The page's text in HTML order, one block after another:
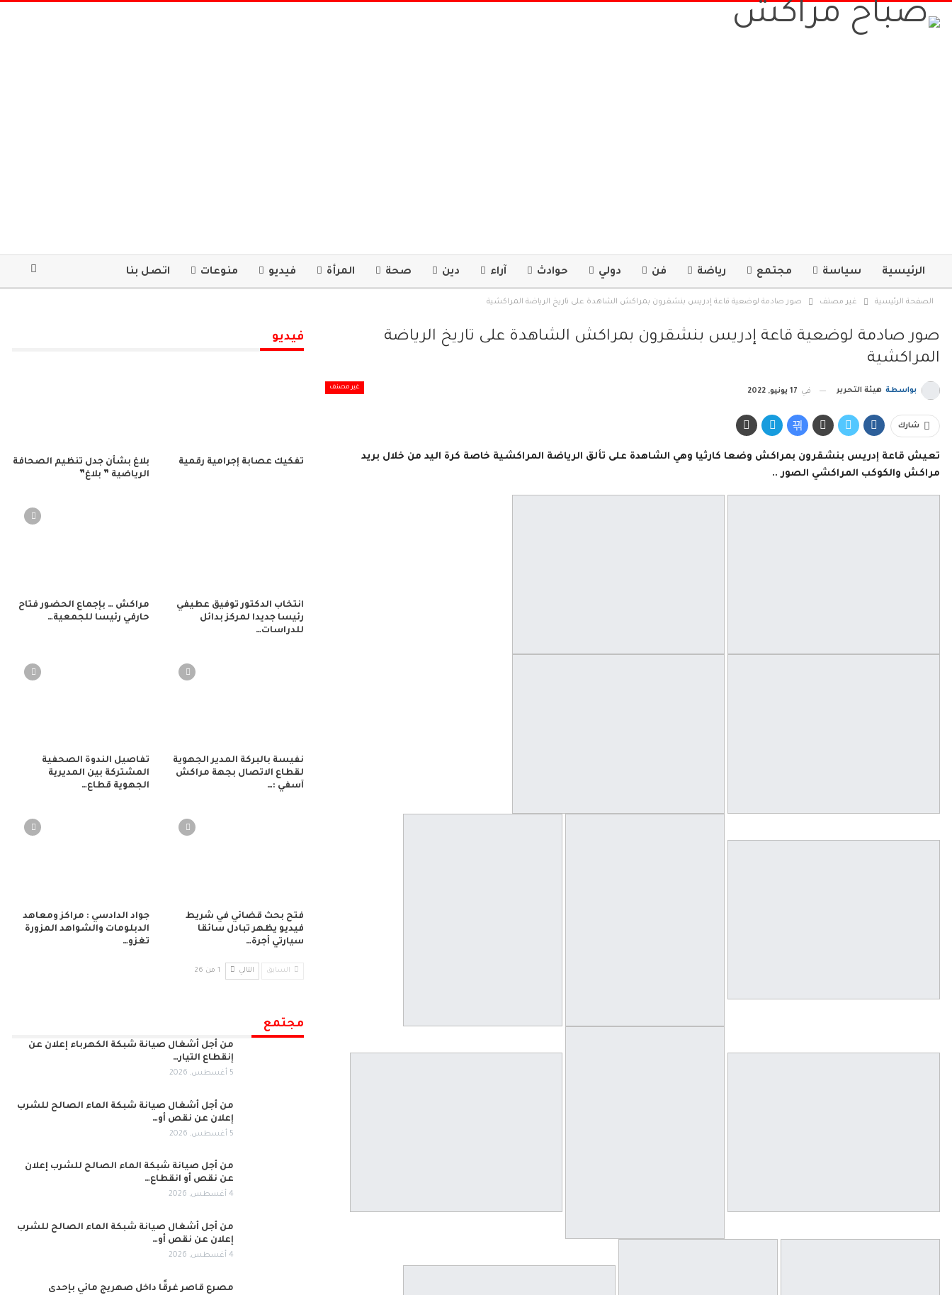
الرئيسية سياسة مجتمع رياضة فن دولي حوادث آراء دين صحة المرأة فيديو منوعات اتصل بنا
الصفحة الرئيسية غير مصنف صور صادمة لوضعية قاعة إدريس بنشقرون بمراكش الشاهدة على تاريخ الرياضة المراكشية
صور صادمة لوضعية قاعة إدريس بنشقرون بمراكش الشاهدة على تاريخ الرياضة
المراكشية
غير مصنف بواسطة هيئة التحرير في 17 يونيو, 2022
شارك
تعيش قاعة إدريس بنشقرون بمراكش وضعا كارثيا وهي الشاهدة على تألق الرياضة المراكشية خاصة كرة اليد من خلال بريد
مراكش والكوكب المراكشي الصور ..
فيديو
تفكيك عصابة إجرامية رقمية
بلاغ بشأن جدل تنظيم الصحافة
الرياضية ” بلاغ”
انتخاب الدكتور توفيق عطيفي
رئيسا جديدا لمركز بدائل
للدراسات…
مراكش … بإجماع الحضور فتاح
حارفي رئيسا للجمعية…
نفيسة بالبركة المدير الجهوية
لقطاع الاتصال بجهة مراكش
آسفي :…
تفاصيل الندوة الصحفية
المشتركة بين المديرية
الجهوية قطاع…
فتح بحث قضائي في شريط
فيديو يظهر تبادل سائقا
سيارتي أجرة…
جواد الدادسي : مراكز ومعاهد
الدبلومات والشواهد المزورة
تغزو…
السابق التالي 1 من 26
مجتمع
من أجل أشغال صيانة شبكة الكهرباء إعلان عن
إنقطاع التيار…
5 أغسطس, 2026
من أجل أشغال صيانة شبكة الماء الصالح للشرب
إعلان عن نقص أو…
5 أغسطس, 2026
من أجل صيانة شبكة الماء الصالح للشرب إعلان
عن نقص أو انقطاع…
4 أغسطس, 2026
من أجل أشغال صيانة شبكة الماء الصالح للشرب
إعلان عن نقص أو…
4 أغسطس, 2026
مصرع قاصر غرقًا داخل صهريج مائي بإحدى